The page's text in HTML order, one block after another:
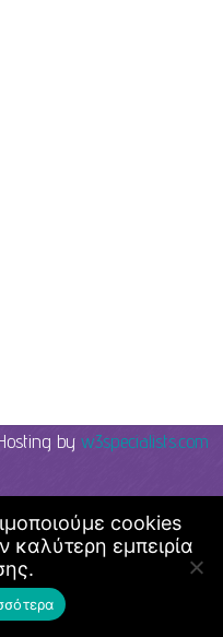
by w3specialists.com
cookies
καλύτερη εμπειρία